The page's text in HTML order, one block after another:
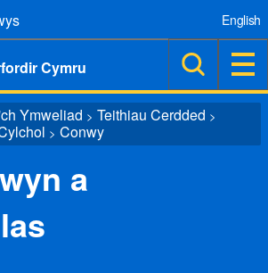
Cymru
English
Ymweliad > Teithiau Cerdded >
> Conwy
a